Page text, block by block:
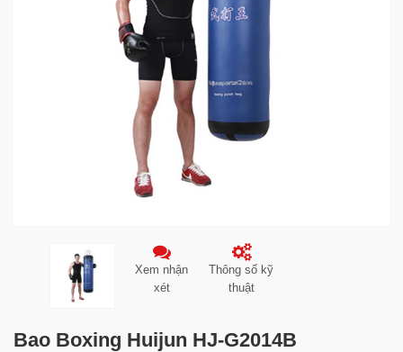
Xem nhận
xét
Thông số kỹ
thuật
Bao Boxing Huijun HJ-G2014B